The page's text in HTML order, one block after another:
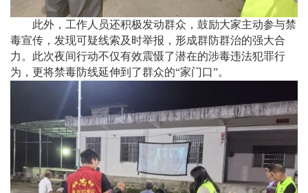
此外，工作人员还积极发动群众，鼓励大家主动参与禁
毒宣传，发现可疑线索及时举报，形成群防群治的强大合
力。此次夜间行动不仅有效震慑了潜在的涉毒违法犯罪行
为，更将禁毒防线延伸到了群众的“家门口”。